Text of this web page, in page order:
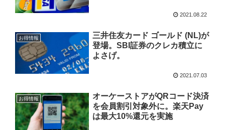
2021.08.22
お得情報
三井住友カード ゴールド (NL)が
登場。SBI証券のクレカ積立に
よさげ。
2021.07.03
お得情報
オーケーストアがQRコード決済
を会員割引対象外に。楽天Pay
は最大10%還元を実施